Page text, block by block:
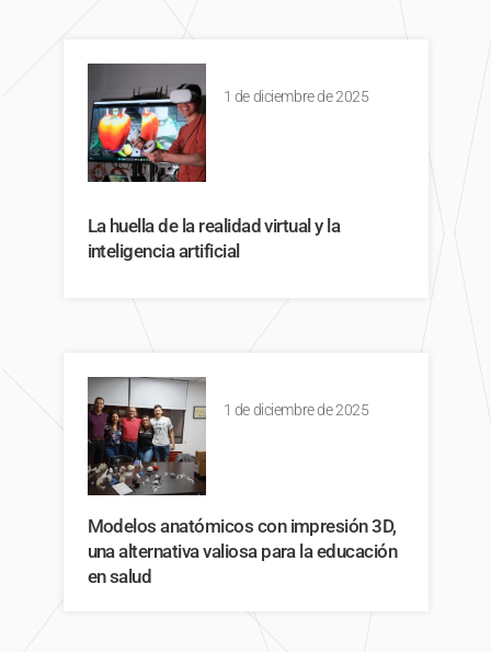
1 de diciembre de 2025
La huella de la realidad virtual y la
inteligencia artificial
1 de diciembre de 2025
Modelos anatómicos con impresión 3D,
una alternativa valiosa para la educación
en salud